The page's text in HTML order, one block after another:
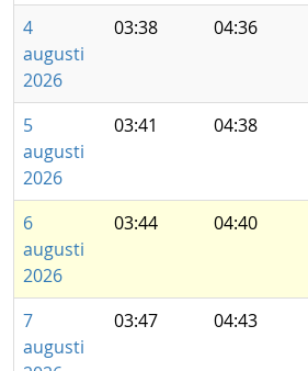
4
augusti
2026
03:38 04:36
5
augusti
2026
03:41 04:38
6
augusti
2026
03:44 04:40
7
augusti
03:47 04:43